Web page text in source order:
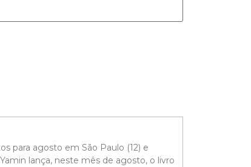
para agosto em São Paulo (12) e
lança, neste mês de agosto, o livro